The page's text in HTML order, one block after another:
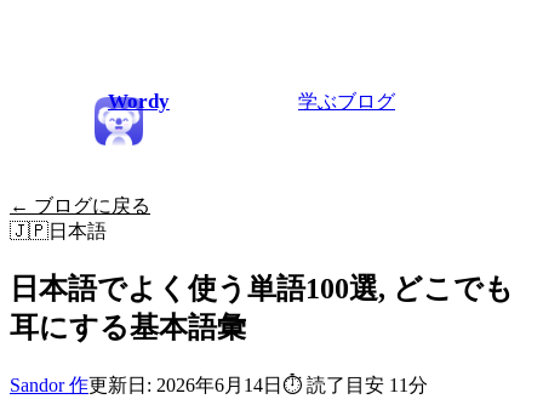
Wordy 学ぶブログ
← ブログに戻る
🇯🇵日本語
日本語でよく使う単語100選, どこでも
耳にする基本語彙
Sandor 作更新日: 2026年6月14日 ⏱ 読了目安 11分